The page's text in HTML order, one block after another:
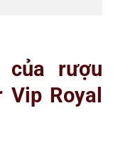
rượu
Royal